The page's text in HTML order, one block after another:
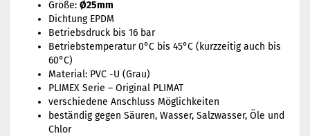
Größe: Ø25mm
Dichtung EPDM
Betriebsdruck bis 16 bar
Betriebstemperatur 0°C bis 45°C (kurzzeitig auch bis
60°C)
Material: PVC -U (Grau)
PLIMEX Serie – Original PLIMAT
verschiedene Anschluss Möglichkeiten
beständig gegen Säuren, Wasser, Salzwasser, Öle und
Chlor